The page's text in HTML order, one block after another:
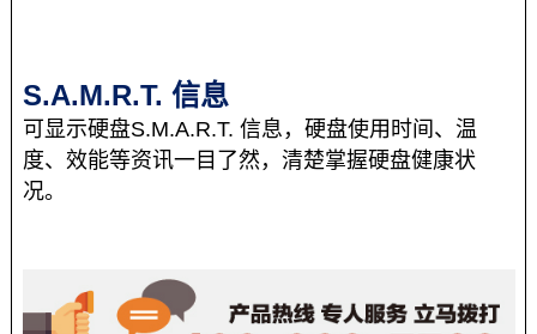
S.A.M.R.T. 信息
可显示硬盘S.M.A.R.T. 信息，硬盘使用时间、温
度、效能等资讯一目了然，清楚掌握硬盘健康状
况。